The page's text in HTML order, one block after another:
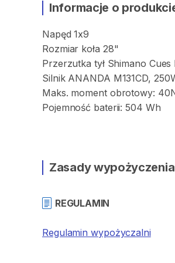
Informacje o
Napęd 1x9
Rozmiar koła 28"
Przerzutka tył Shimano Cues
Silnik ANANDA M131CD​,​
Maks. moment obrotowy:
Pojemność baterii: 504 Wh
Zasady wypożyczenia
REGULAMIN
Regulamin wypożyczalni